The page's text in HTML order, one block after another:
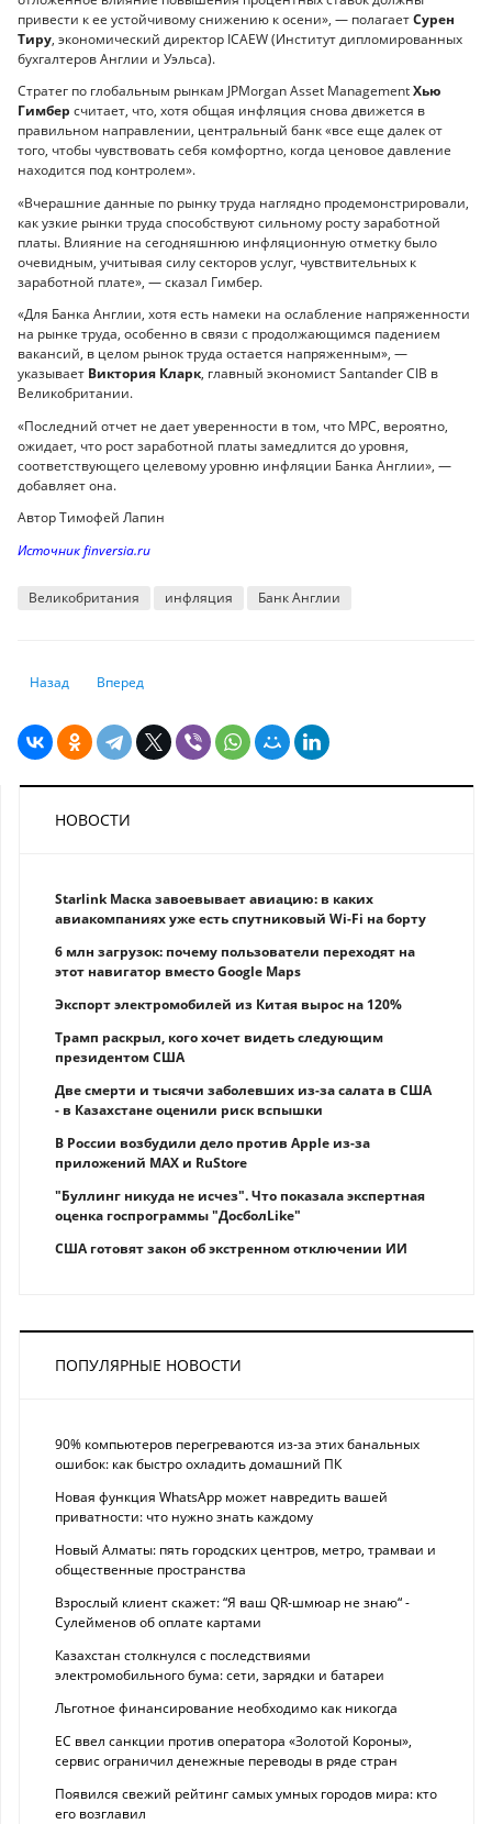
привести к ее устойчивому снижению к осени», — полагаетСурен
Тиру, экономический директор ICAEW (Институт дипломированных
бухгалтеров Англии и Уэльса).
Стратег по глобальным рынкам JPMorgan Asset ManagementХью
Гимбер считает, что, хотя общая инфляция снова движется в
правильном направлении, центральный банк «все еще далек от
того, чтобы чувствовать себя комфортно, когда ценовое давление
находится под контролем».
«Вчерашние данные по рынку труда наглядно продемонстрировали,
как узкие рынки труда способствуют сильному росту заработной
платы. Влияние на сегодняшнюю инфляционную отметку было
очевидным, учитывая силу секторов услуг, чувствительных к
заработной плате», — сказал Гимбер.
«Для Банка Англии, хотя есть намеки на ослабление напряженности
на рынке труда, особенно в связи с продолжающимся падением
вакансий, в целом рынок труда остается напряженным», —
указывает Виктория Кларк, главный экономист Santander CIB в
Великобритании.
«Последний отчет не дает уверенности в том, что MPC, вероятно,
ожидает, что рост заработной платы замедлится до уровня,
соответствующего целевому уровню инфляции Банка Англии», —
добавляет она.
Автор Тимофей Лапин
Источник finversia.ru
Великобритания инфляция Банк Англии
Предыдущий: Рекордное число журналистов попало под арест в 2022
Назад Следующий: Опубликован рейтинг городов по числу
Вперед
НОВОСТИ
Starlink Маска завоевывает авиацию: в каких
авиакомпаниях уже есть спутниковый Wi-Fi на борту
6 млн загрузок: почему пользователи переходят на
этот навигатор вместо Google Maps
Экспорт электромобилей из Китая вырос на 120%
Трамп раскрыл, кого хочет видеть следующим
президентом США
Две смерти и тысячи заболевших из-за салата в США
- в Казахстане оценили риск вспышки
В России возбудили дело против Apple из-за
приложений MAX и RuStore
"Буллинг никуда не исчез". Что показала экспертная
оценка госпрограммы "ДосболLike"
США готовят закон об экстренном отключении ИИ
ПОПУЛЯРНЫЕ НОВОСТИ
90% компьютеров перегреваются из-за этих банальных
ошибок: как быстро охладить домашний ПК
Новая функция WhatsApp может навредить вашей
приватности: что нужно знать каждому
Новый Алматы: пять городских центров, метро, трамваи и
общественные пространства
Взрослый клиент скажет: “Я ваш QR-шмюар не знаю“ -
Сулейменов об оплате картами
Казахстан столкнулся с последствиями
электромобильного бума: сети, зарядки и батареи
Льготное финансирование необходимо как никогда
ЕС ввел санкции против оператора «Золотой Короны»,
сервис ограничил денежные переводы в ряде стран
Появился свежий рейтинг самых умных городов мира: кто
его возглавил